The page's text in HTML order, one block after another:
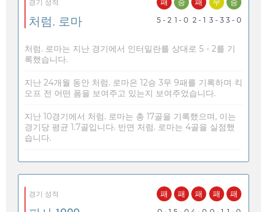
경기 성적
처럼. 로마
패
5 - 2
승
1 - 0
패
2 - 1
무
3 - 3
승
3 - 0
처럼. 로마는 지난 경기에서 인터밀란를 상대로 5 - 2를 기
록했습니다.
지난 24개월 동안 처럼. 로마은 12승 3무 9패를 기록하며 킥
오프 전 어떤 폼을 보여주고 있는지 보여주었습니다.
지난 10경기에서 처럼. 로마는 총 17골을 기록했으며, 이는
경기당 평균 1.7골입니다. 반면 처럼. 로마는 4골을 실점했
습니다.
경기 성적 패 패 패 패 패